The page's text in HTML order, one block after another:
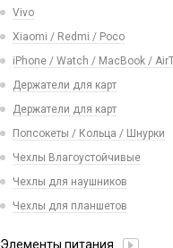
Vivo
Xiaomi / Redmi / Poco
iPhone / Watch / MacBook /
Держатели для карт
Держатели для карт
Попсокеты / Кольца / Шнурки
Чехлы Влагоустойчивые
Чехлы для наушников
Чехлы для планшетов
Элементы питания